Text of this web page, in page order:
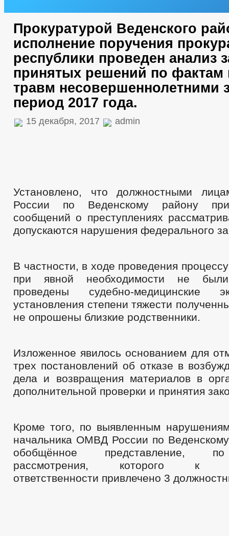
Прокуратурой Веденского
исполнение поручения
республики проведен анализ
принятых решений по фактам
травм несовершеннолетними
период 2017 года.
15 декабря, 2017 admin
Установлено, что должностными
России по Веденскому району при
сообщений о преступлениях
допускаются нарушения федерального
В частности, в ходе проведения
при явной необходимости не
проведены судебно-медицинские
установления степени тяжести
не опрошены близкие родственники.
Изложенное явилось основанием для
трех постановлений об отказе в
дела и возвращения материалов в
дополнительной проверки и принятия
Кроме того, по выявленным
начальника ОМВД России по
обобщённое представление, по
рассмотрения, которого к
ответственности привлечено 3